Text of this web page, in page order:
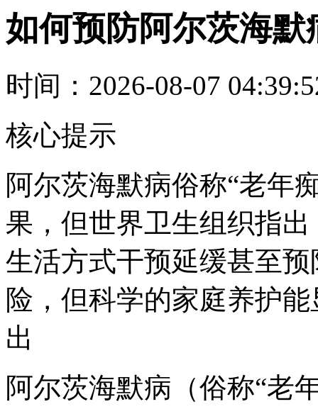
如何预防阿尔茨海
时间：2026-08-07
核心提示
阿尔茨海默病俗称“老年
果，但世界卫生组织指
生活方式干预延缓甚至
险，但科学的家庭养护
出
阿尔茨海默病（俗称“老